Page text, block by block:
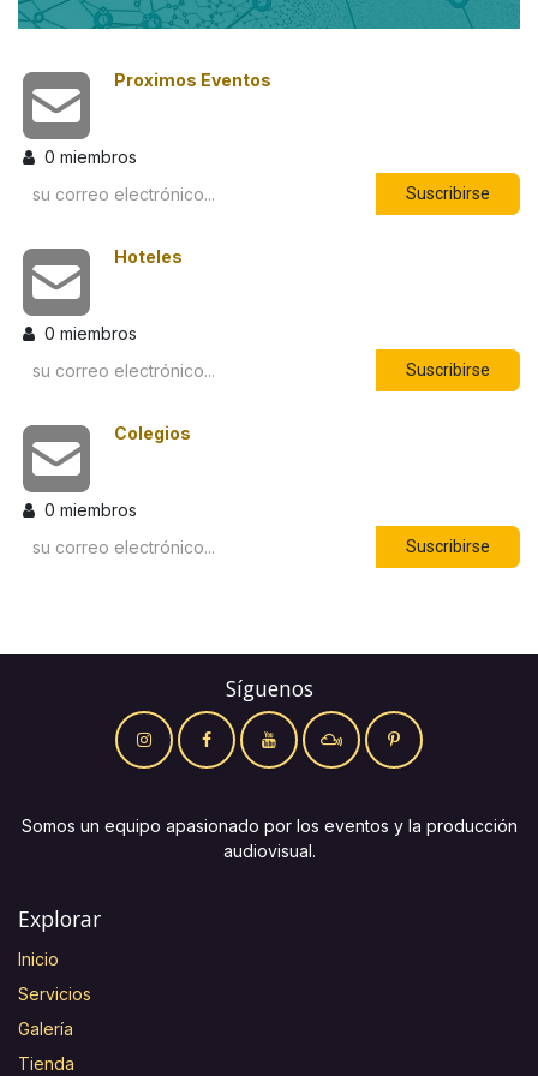
Proximos Eventos
0 miembros
Suscribirse
Hoteles
0 miembros
Suscribirse
Colegios
0 miembros
Suscribirse
Síguenos
Somos un equipo apasionado por los eventos y la producción
audiovisual.
Explorar
Inicio
Servicios
Galería
Tienda